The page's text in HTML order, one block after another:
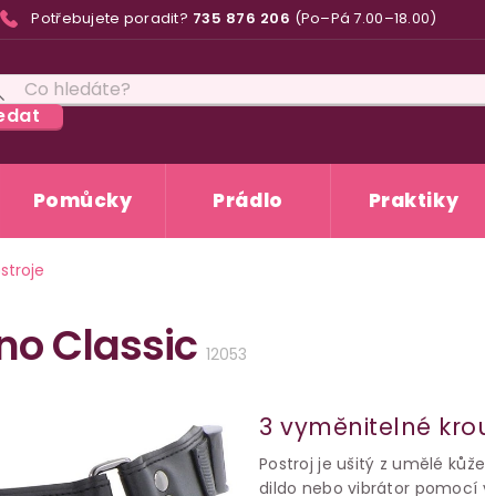
Potřebujete poradit? 735 876 206 (Po–Pá 7.00–18.00)
Pomůcky Prádlo Praktiky
Classic 12053
3 vyměnitelné
Postroj je ušitý z umělé
dildo nebo vibrátor pomocí